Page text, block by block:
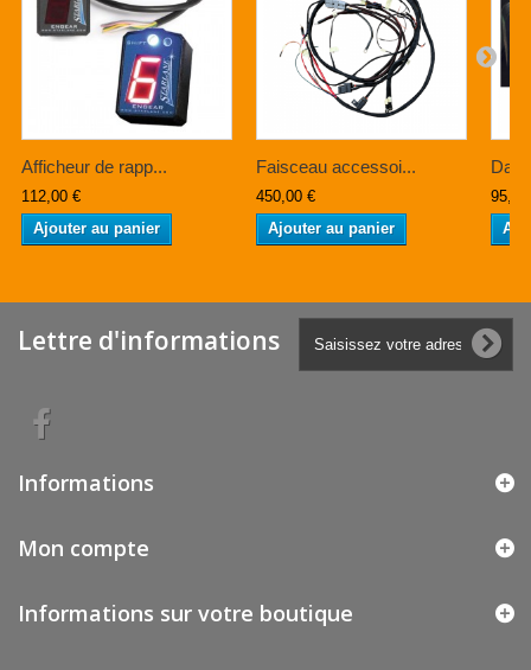
Afficheur de rapp...
112,00 €
Ajouter au panier
Faisceau accessoi...
450,00 €
Ajouter au panier
Lettre d'informations
Informations
Mon compte
Informations sur votre boutique